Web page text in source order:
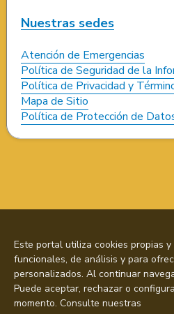
Nuestras sedes
Atención de Emergencias
Política de Seguridad de la
Política de Privacidad y
Mapa de Sitio
Política de Protección de
Este portal utiliza cookies propias
funcionales, de análisis y para
personalizados. Al continuar
Puede aceptar, rechazar o
momento. Consulte nuestras